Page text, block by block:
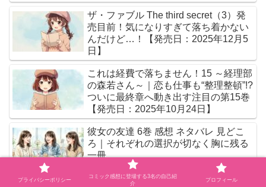
ザ・ファブル The third secret（3）発
売目前！気になりすぎて落ち着かない
んだけど…！【発売日：2025年12月5
日】
これは経費で落ちません！15 ～経理部
の森若さん～｜恋も仕事も“整理整頓”!?
ついに最終章へ動き出す注目の第15巻
【発売日：2025年10月24日】
彼女の友達 6巻 感想 ネタバレ 見どこ
ろ｜それぞれの選択が切なく胸に残る
一冊
プライバシーポリシー
コミック感想に登場する3名の自己紹
介
プロフィール